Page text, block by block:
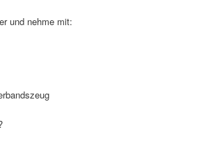
und nehme mit: